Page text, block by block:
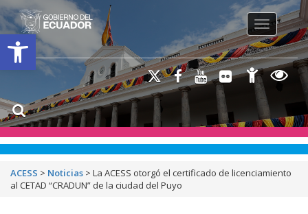
Open toolbar
Toggle
ACESS > Noticias > La ACESS otorgó el certificado de licenciamiento
al CETAD “CRADUN” de la ciudad del Puyo